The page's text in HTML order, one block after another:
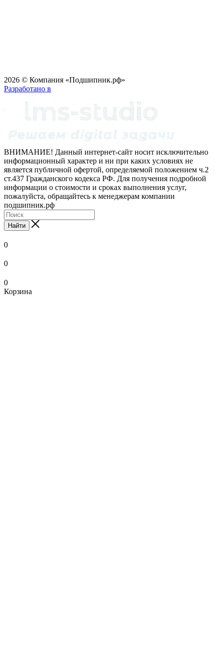
2026 © Компания «Подшипник.рф»
Разработано в
ВНИМАНИЕ! Данный интернет-сайт носит исключительно
информационный характер и ни при каких условиях не
является публичной офертой, определяемой положением ч.2
ст.437 Гражданского кодекса РФ. Для получения подробной
информации о стоимости и сроках выполнения услуг,
пожалуйста, обращайтесь к менеджерам компании
подшипник.рф
Найти
0
0
0
Корзина